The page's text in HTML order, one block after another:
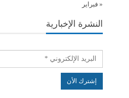
« فبراير
النشرة الإخبارية